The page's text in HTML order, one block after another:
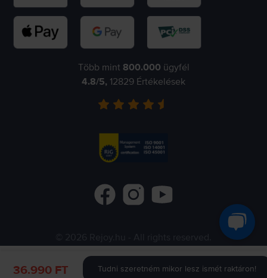
36.990 FT Tudni szeretném mikor lesz ismét raktáron!
Több mint 800.000 ügyfél
4.8/5, 12829 Értékelések